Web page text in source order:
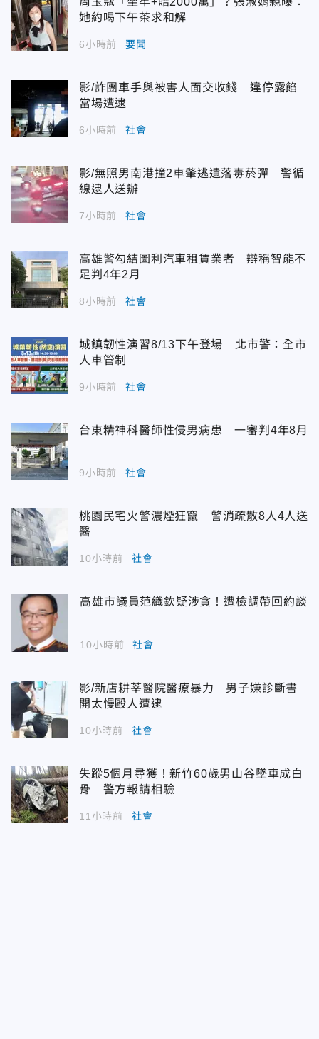
她約喝下午茶求和解
6小時前 要聞
影/詐團車手與被害人面交收錢 違停露餡
當場遭逮
6小時前 社會
影/無照男南港撞2車肇逃遺落毒菸彈 警循
線逮人送辦
7小時前 社會
高雄警勾結圖利汽車租賃業者 辯稱智能不
足判4年2月
8小時前 社會
城鎮韌性演習8/13下午登場 北市警：全市
人車管制
9小時前 社會
台東精神科醫師性侵男病患 一審判4年8月
9小時前 社會
桃園民宅火警濃煙狂竄 警消疏散8人4人送
醫
10小時前 社會
高雄市議員范織欽疑涉貪！遭檢調帶回約談
10小時前 社會
影/新店耕莘醫院醫療暴力 男子嫌診斷書
開太慢毆人遭逮
10小時前 社會
失蹤5個月尋獲！新竹60歲男山谷墜車成白
骨 警方報請相驗
11小時前 社會